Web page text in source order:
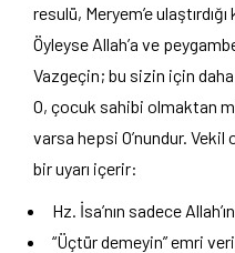
resulü, Meryem’e
Öyleyse Allah’a ve
Vazgeçin; bu sizin için daha
O, çocuk sahibi olmaktan
varsa hepsi O’nundur.
bir uyarı içerir:
Hz. İsa’nın sadece
“Üçtür demeyin” emri